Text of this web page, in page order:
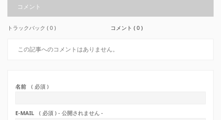
コメント
トラックバック ( 0 ) コメント ( 0 )
この記事へのコメントはありません。
名前 ( 必須 )
E-MAIL ( 必須 ) - 公開されません -